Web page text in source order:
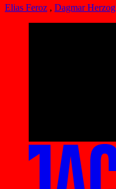
Elias Feroz , Dagmar Herzog